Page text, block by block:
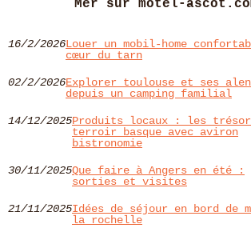
Mer sur motel-
16/2/2026Louer un mobil-home
cœur du tarn
02/2/2026Explorer toulouse et ses
depuis un camping familial
14/12/2025Produits locaux : les
terroir basque avec aviron
bistronomie
30/11/2025Que faire à Angers en été :
sorties et visites
21/11/2025Idées de séjour en bord de
la rochelle